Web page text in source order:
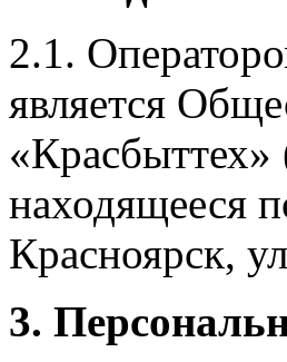
2.1.
является
находящееся
Красноярск,
3.